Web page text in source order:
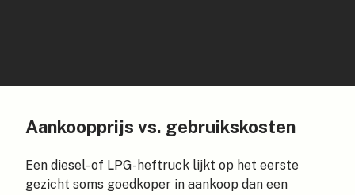
Aankoopprijs vs. gebruikskosten
Een diesel- of LPG-heftruck lijkt op het eerste
gezicht soms goedkoper in aankoop dan een